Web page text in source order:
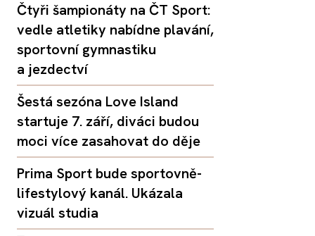
Čtyři šampionáty na ČT Sport:
vedle atletiky nabídne plavání,
sportovní gymnastiku
a jezdectví
Šestá sezóna Love Island
startuje 7. září, diváci budou
moci více zasahovat do děje
Prima Sport bude sportovně-
lifestylový kanál. Ukázala
vizuál studia